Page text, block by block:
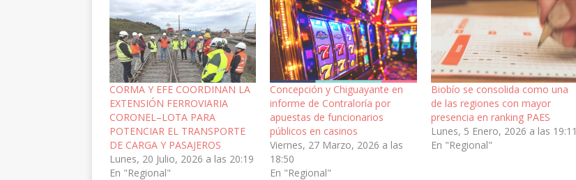
CORMA Y EFE COORDINAN LA
EXTENSIÓN FERROVIARIA
CORONEL–LOTA PARA
POTENCIAR EL TRANSPORTE
DE CARGA Y PASAJEROS
Lunes, 20 Julio, 2026 a las 20:19
En "Regional"
Concepción y Chiguayante en
informe de Contraloría por
apuestas de funcionarios
públicos en casinos
Viernes, 27 Marzo, 2026 a las
18:50
En "Regional"
Biobío se consolida como una
de las regiones con mayor
presencia en ranking PAES
Lunes, 5 Enero, 2026 a las 19:11
En "Regional"